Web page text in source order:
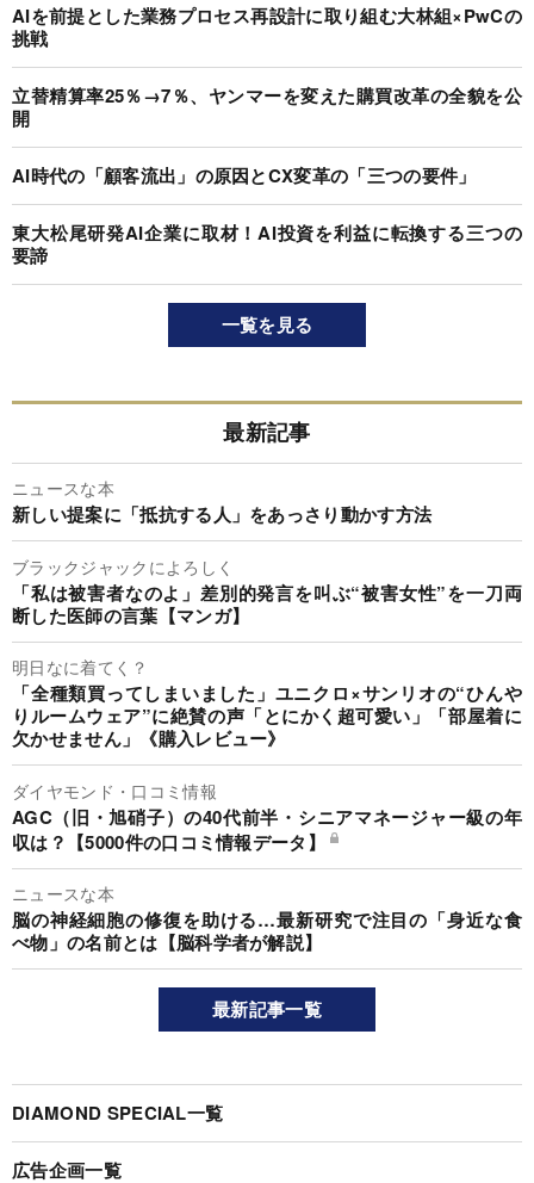
AIを前提とした業務プロセス再設計に取り組む大林組×PwCの
挑戦
立替精算率25％→7％、ヤンマーを変えた購買改革の全貌を公
開
AI時代の「顧客流出」の原因とCX変革の「三つの要件」
東大松尾研発AI企業に取材！AI投資を利益に転換する三つの
要諦
一覧を見る
最新記事
ニュースな本
新しい提案に「抵抗する人」をあっさり動かす方法
ブラックジャックによろしく
「私は被害者なのよ」差別的発言を叫ぶ“被害女性”を一刀両
断した医師の言葉【マンガ】
明日なに着てく？
「全種類買ってしまいました」ユニクロ×サンリオの“ひんや
りルームウェア”に絶賛の声「とにかく超可愛い」「部屋着に
欠かせません」《購入レビュー》
ダイヤモンド・口コミ情報
AGC（旧・旭硝子）の40代前半・シニアマネージャー級の年
収は？【5000件の口コミ情報データ】
ニュースな本
脳の神経細胞の修復を助ける…最新研究で注目の「身近な食
べ物」の名前とは【脳科学者が解説】
最新記事一覧
DIAMOND SPECIAL一覧
広告企画一覧